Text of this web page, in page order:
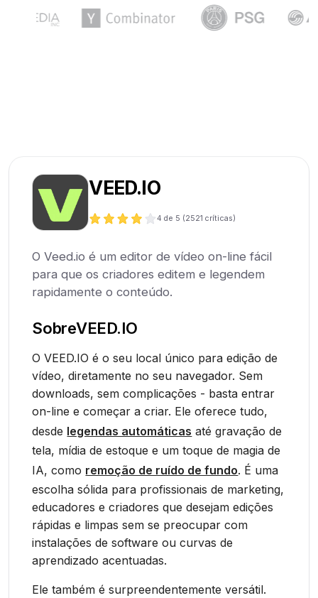
VEED.IO
4 de 5 (2521 críticas)
O Veed.io é um editor de vídeo on-line fácil
para que os criadores editem e legendem
rapidamente o conteúdo.
SobreVEED.IO
O VEED.IO é o seu local único para edição de
vídeo, diretamente no seu navegador. Sem
downloads, sem complicações - basta entrar
on-line e começar a criar. Ele oferece tudo,
desde legendas automáticas até gravação de
tela, mídia de estoque e um toque de magia de
IA, como remoção de ruído de fundo. É uma
escolha sólida para profissionais de marketing,
educadores e criadores que desejam edições
rápidas e limpas sem se preocupar com
instalações de software ou curvas de
aprendizado acentuadas.
Ele também é surpreendentemente versátil.